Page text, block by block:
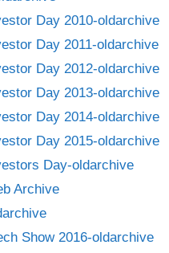
Day 2010-oldarchive
Day 2011-oldarchive
Day 2012-oldarchive
Day 2013-oldarchive
Day 2014-oldarchive
Day 2015-oldarchive
Day-oldarchive
Archive
Show 2016-oldarchive